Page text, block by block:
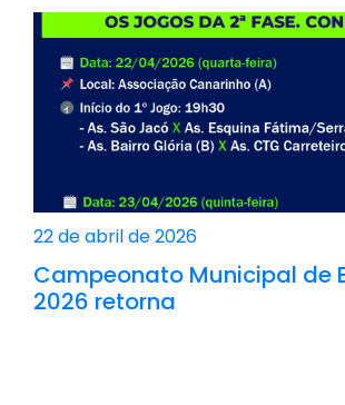
22 de abril de 2026
Campeonato Municipal de
2026 retorna